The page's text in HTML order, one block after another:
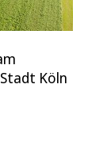
Köln